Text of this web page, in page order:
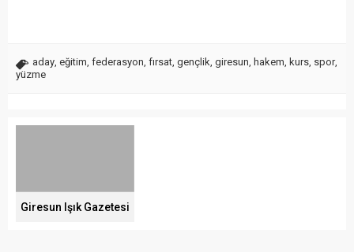
aday, eğitim, federasyon, fırsat, gençlik, giresun, hakem, kurs, spor,
yüzme
Giresun Işık Gazetesi